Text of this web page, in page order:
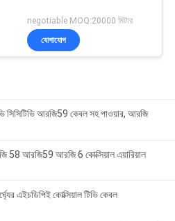
negotiable MOQ:20000 মিটার
যোগাযোগ
সিসিটিভি আরজি59 কেবল সহ পাওয়ার, আরজি
58 আরজি59 আরজি 6 কোক্সিয়াল এয়ারিয়াল
এইচডিপিই কোক্সিয়াল টিভি কেবল